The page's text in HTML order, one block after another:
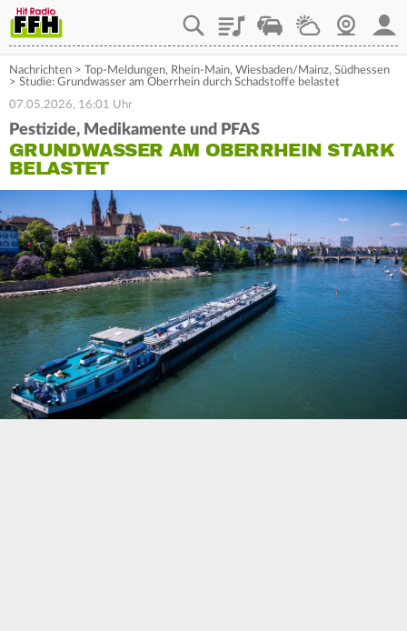
PlaylistStaupilotWetterWebcam
Nachrichten > Top-Meldungen, Rhein-Main, Wiesbaden/Mainz, Südhessen
> Studie: Grundwasser am Oberrhein durch Schadstoffe belastet
07.05.2026, 16:01 Uhr
Pestizide, Medikamente und PFAS
GRUNDWASSER AM OBERRHEIN STARK
BELASTET